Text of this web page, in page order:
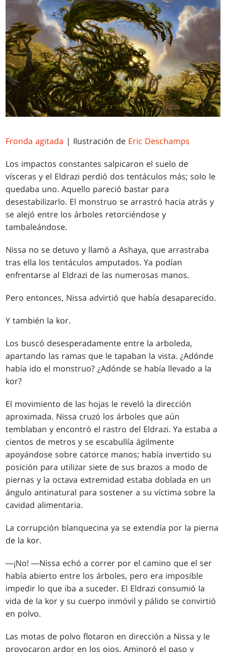
Fronda agitada | Ilustración de Eric Deschamps
Los impactos constantes salpicaron el suelo de
vísceras y el Eldrazi perdió dos tentáculos más; solo le
quedaba uno. Aquello pareció bastar para
desestabilizarlo. El monstruo se arrastró hacia atrás y
se alejó entre los árboles retorciéndose y
tambaleándose.
Nissa no se detuvo y llamó a Ashaya, que arrastraba
tras ella los tentáculos amputados. Ya podían
enfrentarse al Eldrazi de las numerosas manos.
Pero entonces, Nissa advirtió que había desaparecido.
Y también la kor.
Los buscó desesperadamente entre la arboleda,
apartando las ramas que le tapaban la vista. ¿Adónde
había ido el monstruo? ¿Adónde se había llevado a la
kor?
El movimiento de las hojas le reveló la dirección
aproximada. Nissa cruzó los árboles que aún
temblaban y encontró el rastro del Eldrazi. Ya estaba a
cientos de metros y se escabullía ágilmente
apoyándose sobre catorce manos; había invertido su
posición para utilizar siete de sus brazos a modo de
piernas y la octava extremidad estaba doblada en un
ángulo antinatural para sostener a su víctima sobre la
cavidad alimentaria.
La corrupción blanquecina ya se extendía por la pierna
de la kor.
―¡No! ―Nissa echó a correr por el camino que el ser
había abierto entre los árboles, pero era imposible
impedir lo que iba a suceder. El Eldrazi consumió la
vida de la kor y su cuerpo inmóvil y pálido se convirtió
en polvo.
Las motas de polvo flotaron en dirección a Nissa y le
provocaron ardor en los ojos. Aminoró el paso y